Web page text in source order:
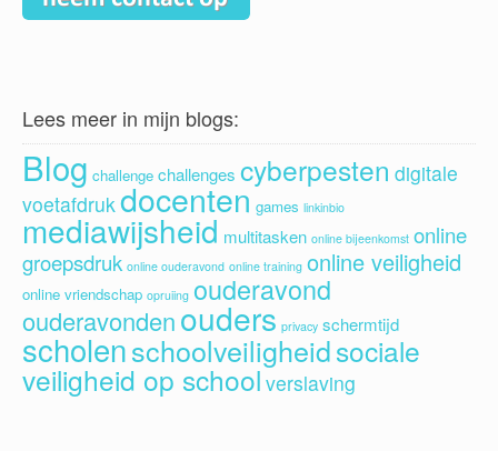
Lees meer in mijn blogs:
Blog challenge challenges cyberpesten digitale
voetafdruk docenten games linkinbio
mediawijsheid multitasken online bijeenkomst online
groepsdruk online ouderavond online training online veiligheid
online vriendschap opruiing ouderavond
ouderavondenouders privacy schermtijd
scholenschoolveiligheidsociale
veiligheid op school verslaving